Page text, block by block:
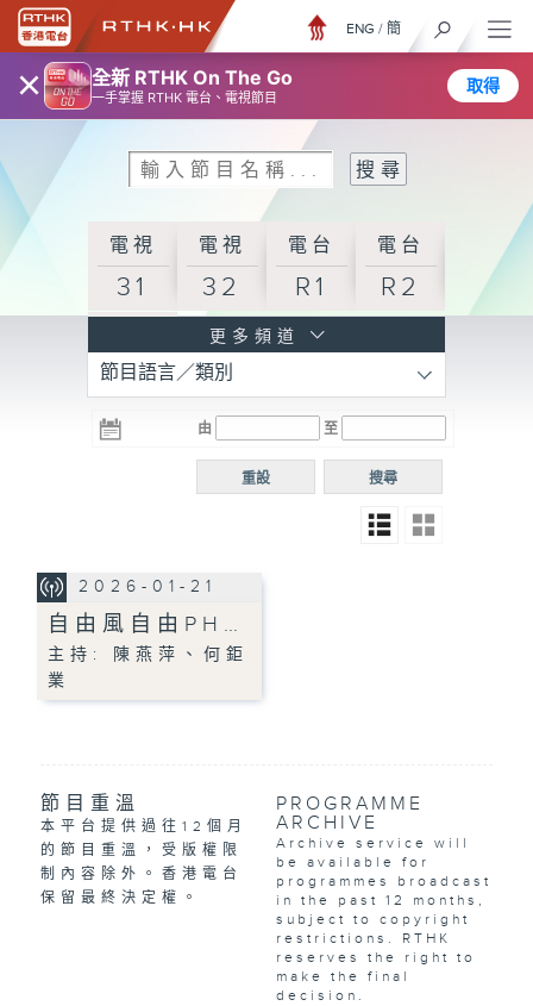
× 全新 RTHK On The Go
一手掌握 RTHK 電台、電視節目
取得
ENG / 簡
電視
31
電視
32
電台
R1
電台
R2
R3
電台 電台
R5
電台
普通
更多頻道
節目語言／類別
由 至
搜尋
重設
2026-01-21
自由風自由PH…
主持: 陳燕萍、何鉅
業
節目重溫
本平台提供過往12個月
的節目重溫，受版權限
制內容除外。香港電台
保留最終決定權。
PROGRAMME
ARCHIVE
Archive service will
be available for
programmes broadcast
in the past 12 months,
subject to copyright
restrictions. RTHK
reserves the right to
make the final
decision.